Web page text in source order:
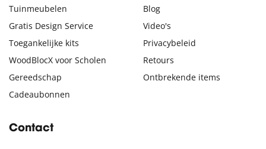
Tuinmeubelen
Gratis Design Service
Toegankelijke kits
WoodBlocX voor Scholen
Gereedschap
Cadeaubonnen
Blog
Video's
Privacybeleid
Retours
Ontbrekende items
Contact